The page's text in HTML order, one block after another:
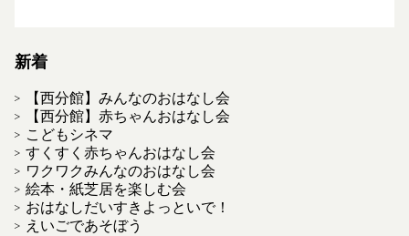
新着
【西分館】みんなのおはなし会
【西分館】赤ちゃんおはなし会
こどもシネマ
すくすく赤ちゃんおはなし会
ワクワクみんなのおはなし会
絵本・紙芝居を楽しむ会
おはなしだいすきよっといで！
えいごであそぼう